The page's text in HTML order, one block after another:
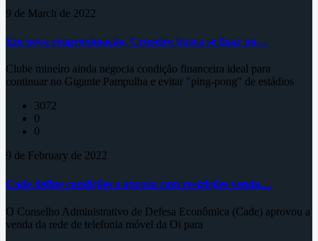
9 de March de 2022
Em nova reaproximação, Cruzeiro busca se fixar no…
Clube mineiro ainda negocia condição financeira ideal para
continuar no Gigante Pampulha e evitar "ping-pong" de estádios
3072
0
0
9 de February de 2022
Cade define condições e aprova com restrições venda…
O Conselho Administrativo de Defesa Econômica (Cade) aprovou a
venda da rede de telefonia móvel da Oi para